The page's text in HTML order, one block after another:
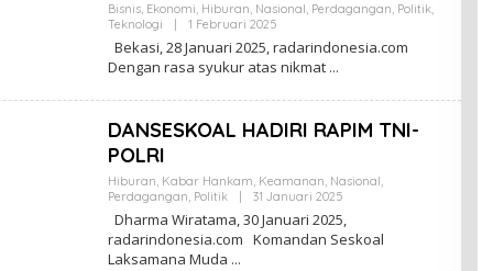
Bisnis, Ekonomi, Hiburan, Nasional, Perdagangan, Politik,
Teknologi
1 Februari 2025
E
H
E
A
I
Bekasi, 28 Januari 2025, radarindonesia.com
Dengan rasa syukur atas nikmat
DANSESKOAL HADIRI RAPIM TNI-
POLRI
Hiburan, Kabar Hankam, Keamanan, Nasional,
Perdagangan, Politik 31 Januari 2025
E
H
Dharma Wiratama, 30 Januari 2025,
radarindonesia.com Komandan Seskoal
Laksamana Muda